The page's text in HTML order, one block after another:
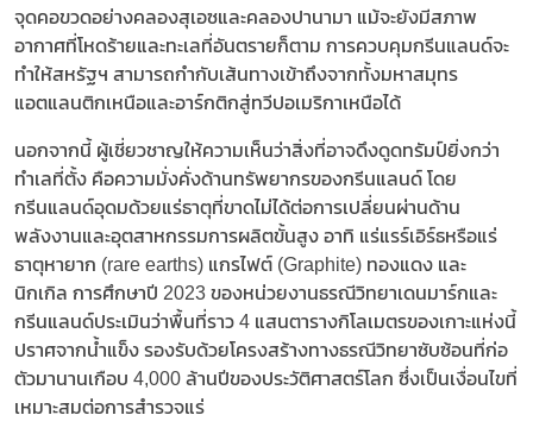
จุดคอขวดอย่างคลองสุเอซและคลองปานามา แม้จะยังมีสภาพ
อากาศที่โหดร้ายและทะเลที่อันตรายก็ตาม การควบคุมกรีนแลนด์จะ
ทำให้สหรัฐฯ สามารถกำกับเส้นทางเข้าถึงจากทั้งมหาสมุทร
แอตแลนติกเหนือและอาร์กติกสู่ทวีปอเมริกาเหนือได้
นอกจากนี้ ผู้เชี่ยวชาญให้ความเห็นว่าสิ่งที่อาจดึงดูดทรัมป์ยิ่งกว่า
ทำเลที่ตั้ง คือความมั่งคั่งด้านทรัพยากรของกรีนแลนด์ โดย
กรีนแลนด์อุดมด้วยแร่ธาตุที่ขาดไม่ได้ต่อการเปลี่ยนผ่านด้าน
พลังงานและอุตสาหกรรมการผลิตขั้นสูง อาทิ แร่แรร์เอิร์ธหรือแร่
ธาตุหายาก (rare earths) แกรไฟต์ (Graphite) ทองแดง และ
นิกเกิล การศึกษาปี 2023 ของหน่วยงานธรณีวิทยาเดนมาร์กและ
กรีนแลนด์ประเมินว่าพื้นที่ราว 4 แสนตารางกิโลเมตรของเกาะแห่งนี้
ปราศจากน้ำแข็ง รองรับด้วยโครงสร้างทางธรณีวิทยาซับซ้อนที่ก่อ
ตัวมานานเกือบ 4,000 ล้านปีของประวัติศาสตร์โลก ซึ่งเป็นเงื่อนไขที่
เหมาะสมต่อการสำรวจแร่